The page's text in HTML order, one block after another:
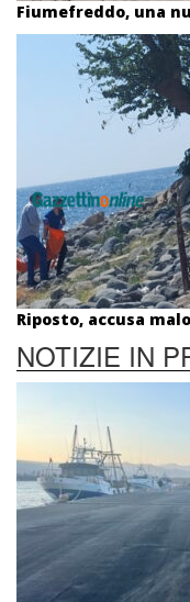
Fiumefreddo, una
Riposto, accusa
NOTIZIE IN